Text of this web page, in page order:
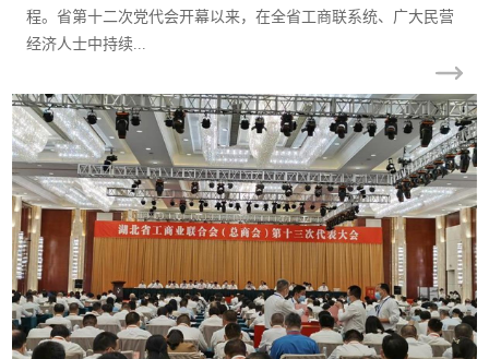
程。省第十二次党代会开幕以来，在全省工商联系统、广大民营
经济人士中持续...